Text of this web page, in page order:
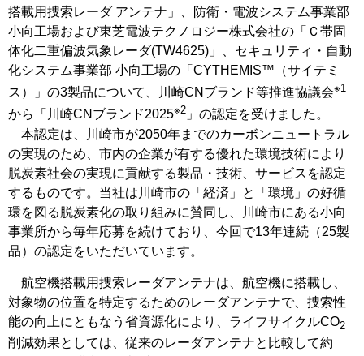
搭載用捜索レーダ アンテナ」、防衛・電波システム事業部
小向工場および東芝電波テクノロジー株式会社の「Ｃ帯固
体化二重偏波気象レーダ(TW4625)」、セキュリティ・自動
化システム事業部 小向工場の「CYTHEMIS™（サイテミ
ス）」の3製品について、川崎CNブランド等推進協議会※1
から「川崎CNブランド2025※2 」の認定を受けました。
本認定は、川崎市が2050年までのカーボンニュートラル
の実現のため、市内の企業が有する優れた環境技術により
脱炭素社会の実現に貢献する製品・技術、サービスを認定
するものです。当社は川崎市の「経済」と「環境」の好循
環を図る脱炭素化の取り組みに賛同し、川崎市にある小向
事業所から毎年応募を続けており、今回で13年連続（25製
品）の認定をいただいています。
航空機搭載用捜索レーダアンテナは、航空機に搭載し、
対象物の位置を特定するためのレーダアンテナで、捜索性
能の向上にともなう省資源化により、ライフサイクルCO2
削減効果としては、従来のレーダアンテナと比較して約